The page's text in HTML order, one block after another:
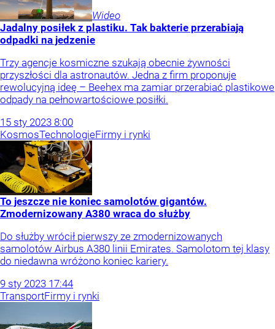
Wideo
Jadalny posiłek z plastiku. Tak bakterie przerabiają
odpadki na jedzenie
Trzy agencje kosmiczne szukają obecnie żywności
przyszłości dla astronautów. Jedna z firm proponuje
rewolucyjną ideę – Beehex ma zamiar przerabiać plastikowe
odpady na pełnowartościowe posiłki.
15 sty 2023 8:00
KosmosTechnologieFirmy i rynki
To jeszcze nie koniec samolotów gigantów.
Zmodernizowany A380 wraca do służby
Do służby wrócił pierwszy ze zmodernizowanych
samolotów Airbus A380 linii Emirates. Samolotom tej klasy
do niedawna wróżono koniec kariery.
9 sty 2023 17:44
TransportFirmy i rynki